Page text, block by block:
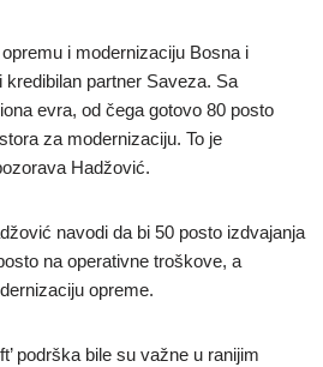
i modernizaciju Bosna i
partner Saveza. Sa
evra, od čega gotovo 80 posto
za modernizaciju. To je
Hadžović.
navodi da bi 50 posto izdvajanja
na operativne troškove, a
opreme.
podrška bile su važne u ranijim